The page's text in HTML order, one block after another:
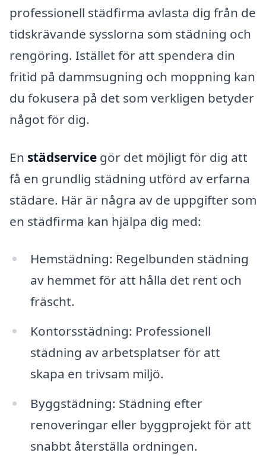
professionell städfirma avlasta dig från de
tidskrävande sysslorna som städning och
rengöring. Istället för att spendera din
fritid på dammsugning och moppning kan
du fokusera på det som verkligen betyder
något för dig.
En städservice gör det möjligt för dig att
få en grundlig städning utförd av erfarna
städare. Här är några av de uppgifter som
en städfirma kan hjälpa dig med:
Hemstädning: Regelbunden städning
av hemmet för att hålla det rent och
fräscht.
Kontorsstädning: Professionell
städning av arbetsplatser för att
skapa en trivsam miljö.
Byggstädning: Städning efter
renoveringar eller byggprojekt för att
snabbt återställa ordningen.